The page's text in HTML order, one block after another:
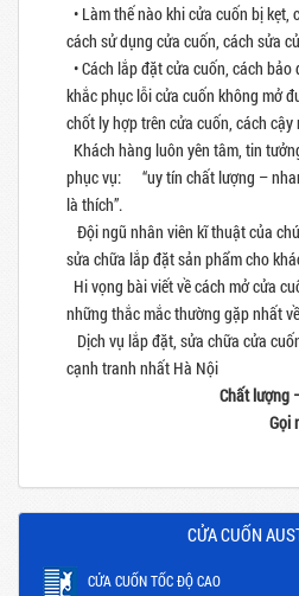
• Làm thế nào khi cửa cuốn bị
cách sử dụng cửa cuốn, cách sửa
• Cách lắp đặt cửa cuốn, cách
khắc phục lỗi cửa cuốn không mở
chốt ly hợp trên cửa cuốn, cách
Khách hàng luôn yên tâm, tin
phục vụ: “uy tín chất lượng –
là thích”.
Đội ngũ nhân viên kĩ thuật của
sửa chữa lắp đặt sản phẩm cho
Hi vọng bài viết về cách mở cửa
những thắc mắc thường gặp nhất
Dịch vụ lắp đặt, sửa chữa cửa
cạnh tranh nhất Hà Nội
Chất lượng
Gọi ngay cho
CỬA CUỐN
CỬA CUỐN TỐC ĐỘ CAO